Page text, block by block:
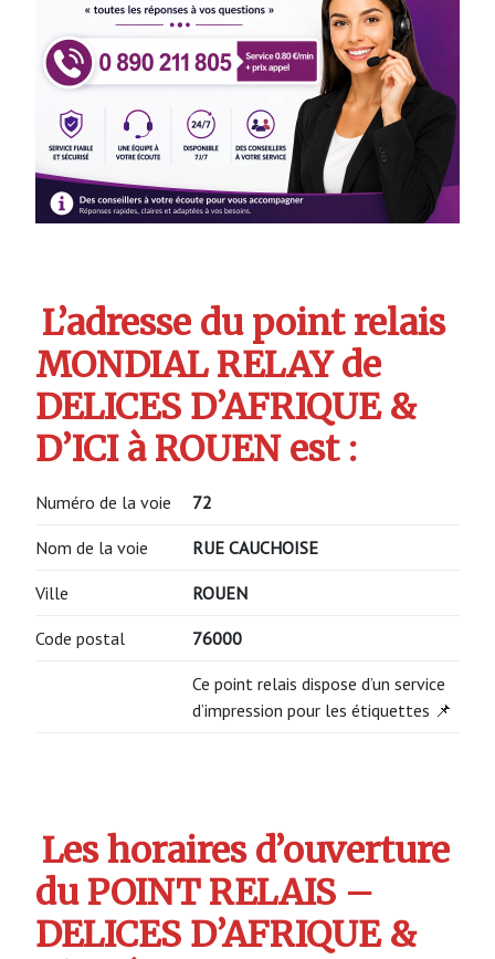
L’adresse du point relais
MONDIAL RELAY de
DELICES D’AFRIQUE &
D’ICI à ROUEN est :
Numéro de la voie 72
Nom de la voie RUE CAUCHOISE
Ville ROUEN
Code postal 76000
Ce point relais dispose d’un service
d’impression pour les étiquettes 📌
Les horaires d’ouverture
du POINT RELAIS –
DELICES D’AFRIQUE &